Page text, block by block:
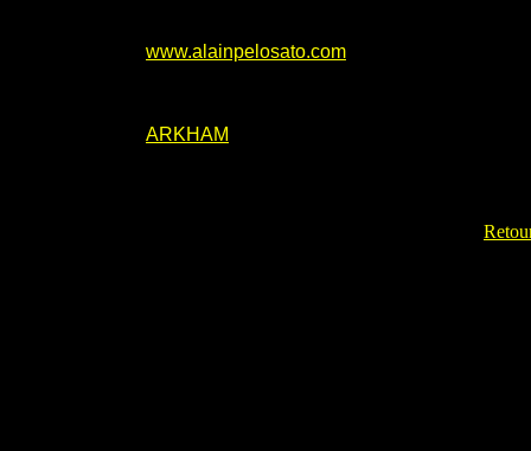
www.alainpelosato.com
ARKHAM